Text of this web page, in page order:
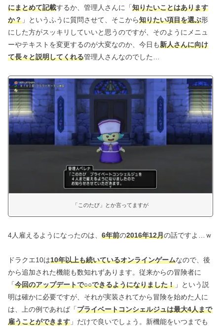
にまとめて記載するか、管理人さんに「知りたいことはあります
か？ 」というふうに質問させて、そこから知りたい項目を選ぶ形
にした方がスッキリしていいと思うのですが、そのようにメニュ
ーやテキストを変更するのが大変なのか、今日も新人さんに向け
て長々と説明してくれる管理人さんなのでした…
「このたび」とか言ってますが
4人雇えるようになったのは、 6年前の2016年12月の話ですよ…ｗ
ドラクエ10は10年以上も続いているオンラインゲームなので、後
から追加された機能も数知れずあります。従来からの冒険者に
「今回のアップデートで○○できるようになりました！ 」という説
明は確かに必要ですが、それが実装されてから冒険を始めた人に
は、上の例であれば「プライベートコンシェルジュは最大4人まで
雇うことができます 」だけで良いでしょう。新機能をいつまでも